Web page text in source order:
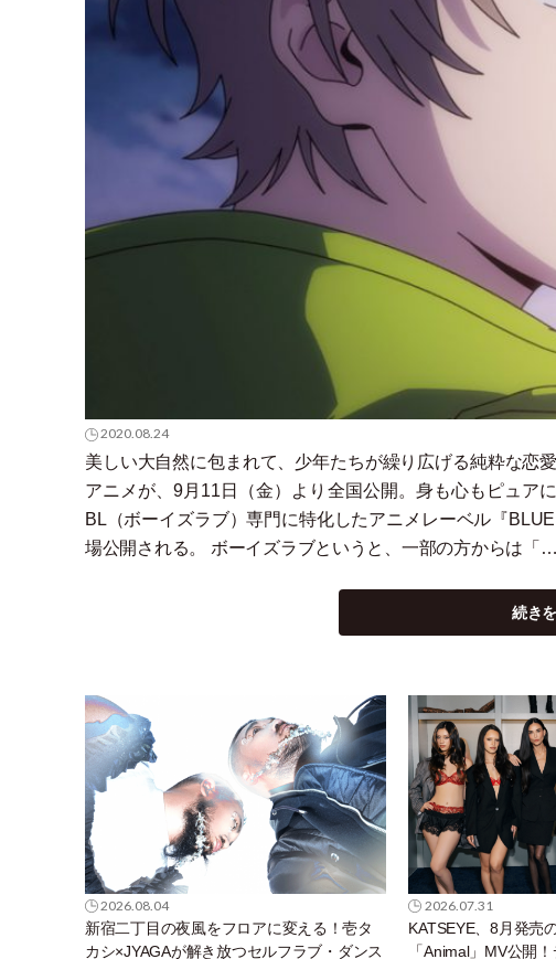
2020.08.24
美しい大自然に包まれて、少年たちが繰り広げる純粋な恋
アニメが、9月11日
（金） より全国公開。身も心もピュア
BL （ボーイズラブ）専門に特化したアニメレーベル『
場公開される。 ボーイズラブというと、一部の方からは 「 …
続き
2026.08.04
新宿二丁目の夜風をフロアに変える！壱タ
カシ×JYAGAが解き放つセルフラブ・ダンス
2026.07.31
KATSEYE、8月発売
「Animal」MV公開